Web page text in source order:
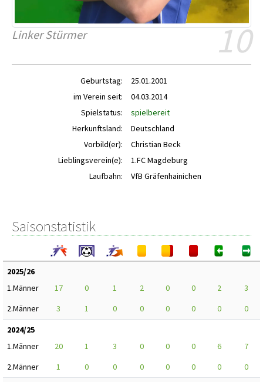
10
Linker Stürmer
Geburtstag:
25.01.2001
im Verein seit:
04.03.2014
Spielstatus:
spielbereit
Herkunftsland:
Deutschland
Vorbild(er):
Christian Beck
Lieblingsverein(e):
1.FC Magdeburg
Laufbahn:
VfB Gräfenhainichen
Saisonstatistik
2025/26
1.Männer
17 0 1 2 0 0 2
3
2.Männer
3 1 0 0 0 0 0
0
2024/25
1.Männer
20 1 3 0 0 0 6
7
2.Männer
1 0 0 0 0 0 0
0